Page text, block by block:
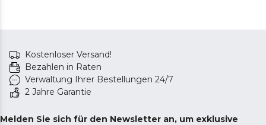
Kostenloser Versand!
Bezahlen in Raten
Verwaltung Ihrer Bestellungen 24/7
2 Jahre Garantie
Melden Sie sich für den Newsletter an, um exklusive